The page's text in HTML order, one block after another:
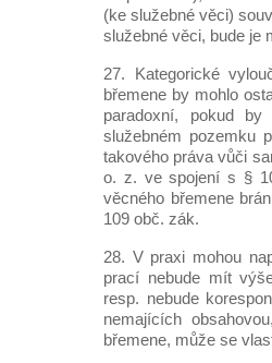
(ke služebné věci)
služebné věci, bude je
27. Kategorické
břemene by mohlo
paradoxní, pokud
služebném pozemku
takového práva vůči
o. z. ve spojení s §
věcného břemene
109 obč. zák.
28. V praxi mohou
prací nebude mít
resp. nebude
nemajících
břemene, může se